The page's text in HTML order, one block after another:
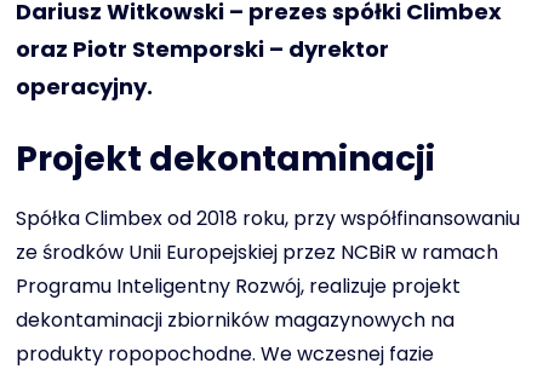
Dariusz Witkowski – prezes spółki Climbex
oraz Piotr Stemporski – dyrektor
operacyjny.
Projekt dekontaminacji
Spółka Climbex od 2018 roku, przy współfinansowaniu
ze środków Unii Europejskiej przez NCBiR w ramach
Programu Inteligentny Rozwój, realizuje projekt
dekontaminacji zbiorników magazynowych na
produkty ropopochodne. We wczesnej fazie